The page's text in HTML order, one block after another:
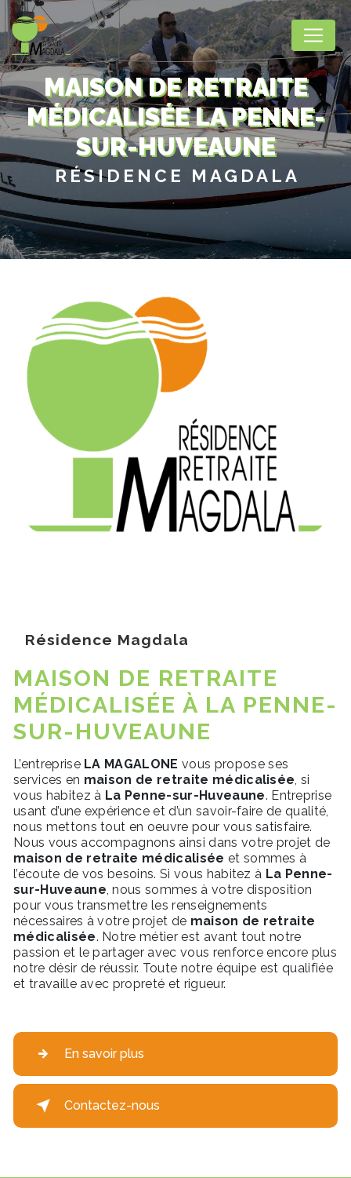
MAISON DE RETRAITE
MÉDICALISÉE LA PENNE-
SUR-HUVEAUNE
RÉSIDENCE MAGDALA
Résidence Magdala
MAISON DE RETRAITE
MÉDICALISÉE À LA PENNE-
SUR-HUVEAUNE
L’entreprise LA MAGALONE vous propose ses
services en maison de retraite médicalisée, si
vous habitez à La Penne-sur-Huveaune. Entreprise
usant d’une expérience et d’un savoir-faire de qualité,
nous mettons tout en oeuvre pour vous satisfaire.
Nous vous accompagnons ainsi dans votre projet de
maison de retraite médicalisée et sommes à
l’écoute de vos besoins. Si vous habitez à La Penne-
sur-Huveaune, nous sommes à votre disposition
pour vous transmettre les renseignements
nécessaires à votre projet de maison de retraite
médicalisée. Notre métier est avant tout notre
passion et le partager avec vous renforce encore plus
notre désir de réussir. Toute notre équipe est qualifiée
et travaille avec propreté et rigueur.
En savoir plus
Contactez-nous
Panneau de gestion des cookies